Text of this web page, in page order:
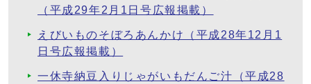
（平成29年2月1日号広報掲載）
えびいものそぼろあんかけ（平成28年12月1
日号広報掲載）
一休寺納豆入りじゃがいもだんご汁（平成28